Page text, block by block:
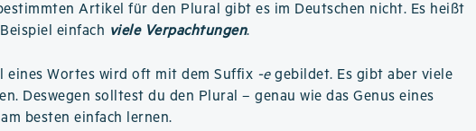
Artikel für den Plural gibt es im Deutschen nicht. Es heißt
einfach viele Verpachtungen.
eines Wortes wird oft mit dem Suffix -egebildet. Es gibt aber viele
Deswegen solltest du den Plural – genau wie das Genus eines
besten einfach lernen.